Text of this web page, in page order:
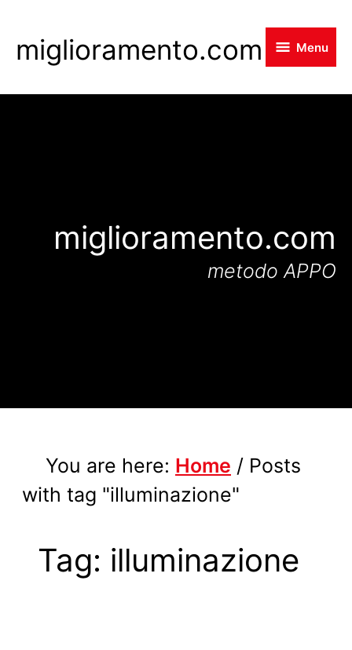
to
content
miglioramento.com Menu
miglioramento.com
metodo APPO
You are here: Home / Posts
with tag "illuminazione"
Tag: illuminazione